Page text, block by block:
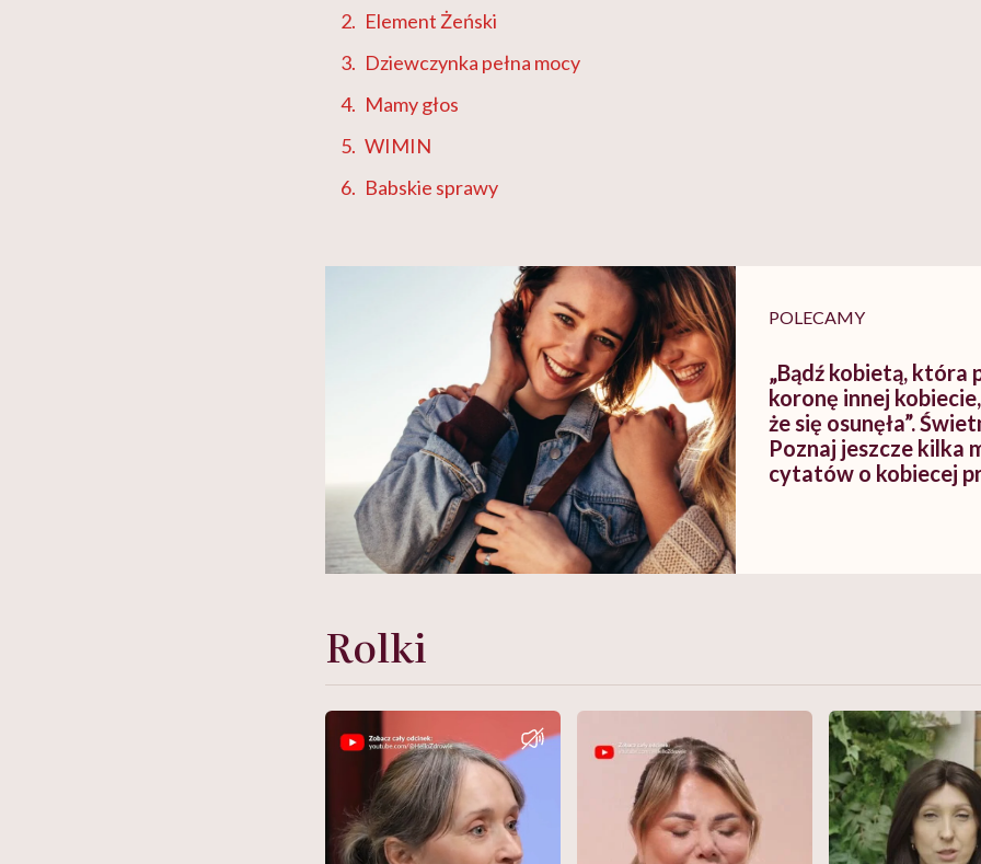
Element Żeński
Dziewczynka pełna mocy
Mamy głos
WIMIN
Babskie sprawy
POLECAMY
„Bądź kobietą, która
koronę innej
że się osunęła”.
Poznaj jeszcze kilka
cytatów o kobiecej
Rolki